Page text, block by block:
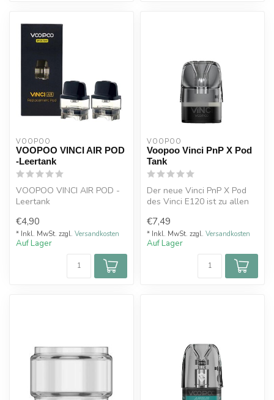
VOOPOO
VOOPOO VINCI AIR POD
-Leertank
VOOPOO VINCI AIR POD -
Leertank
€4,90
* Inkl. MwSt. zzgl. Versandkosten
Auf Lager
VOOPOO
Voopoo Vinci PnP X Pod
Tank
Der neue Vinci PnP X Pod
des Vinci E120 ist zu allen
kom...
€7,49
* Inkl. MwSt. zzgl. Versandkosten
Auf Lager